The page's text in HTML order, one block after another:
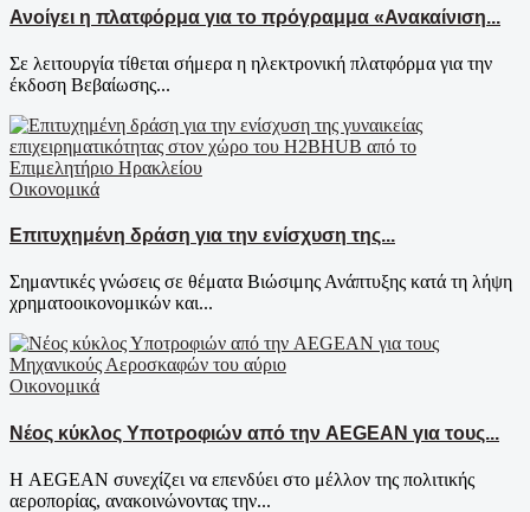
Ανοίγει η πλατφόρμα για το πρόγραμμα «Ανακαίνιση...
Σε λειτουργία τίθεται σήμερα η ηλεκτρονική πλατφόρμα για την
έκδοση Βεβαίωσης...
Οικονομικά
Επιτυχημένη δράση για την ενίσχυση της...
Σημαντικές γνώσεις σε θέματα Βιώσιμης Ανάπτυξης κατά τη λήψη
χρηματοοικονομικών και...
Οικονομικά
Νέος κύκλος Υποτροφιών από την AEGEAN για τους...
Η AEGEAN συνεχίζει να επενδύει στο μέλλον της πολιτικής
αεροπορίας, ανακοινώνοντας την...